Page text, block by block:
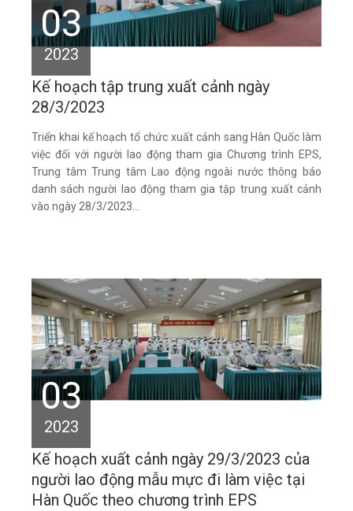
03
2023
Kế hoạch tập trung xuất cảnh ngày
28/3/2023
Triển khai kế hoạch tổ chức xuất cảnh sang Hàn Quốc làm
việc đối với người lao động tham gia Chương trình EPS,
Trung tâm Trung tâm Lao động ngoài nước thông báo
danh sách người lao động tham gia tập trung xuất cảnh
vào ngày 28/3/2023...
03
2023
Kế hoạch xuất cảnh ngày 29/3/2023 của
người lao động mẫu mực đi làm việc tại
Hàn Quốc theo chương trình EPS